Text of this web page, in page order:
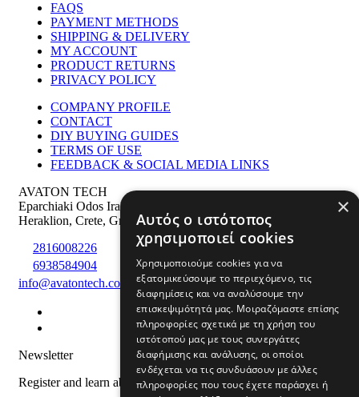
FAQS
PAYMENT METHODS
SHIPPING & DELIVERY
MY ACCOUNT
PRODUCT RETURNS
PRIVACY POLICY
COMPANY PROFILE
CONTACT
DIY BUYING GUIDES
TERMS OF USE
FEEDBACK & SOCIAL MEDIA LINKS
AVATON TECH
Eparchiaki Odos Irakliou Agiou Silla 275
Heraklion, Crete, Greece
2816008226
6938584904
info@avatontech.com
Newsletter
Register and learn about products and offers
×
Αυτός ο ιστότοπος
χρησιμοποιεί cookies
Χρησιμοποιούμε cookies για να
εξατομικεύσουμε το περιεχόμενο, τις
διαφημίσεις και να αναλύσουμε την
επισκεψιμότητά μας. Μοιραζόμαστε επίσης
πληροφορίες σχετικά με τη χρήση του
ιστότοπού μας με τους συνεργάτες
διαφήμισης και ανάλυσης, οι οποίοι
ενδέχεται να τις συνδυάσουν με άλλες
πληροφορίες που τους έχετε παράσχει ή